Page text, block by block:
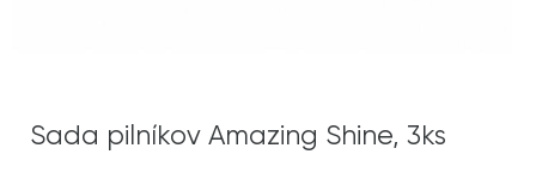
Sada pilníkov Amazing Shine, 3ks